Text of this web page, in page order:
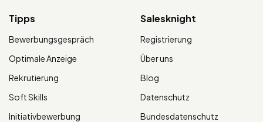
Tipps
Bewerbungsgespräch
Optimale Anzeige
Rekrutierung
Soft Skills
Initiativbewerbung
Salesknight
Registrierung
Über uns
Blog
Datenschutz
Bundesdatenschutz